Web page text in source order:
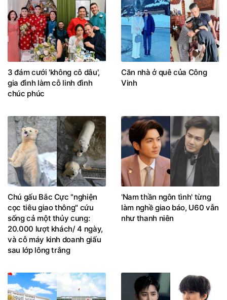
3 đám cưới 'không cô dâu',
gia đình làm cỗ linh đình
chúc phúc
Căn nhà ở quê của Công
Vinh
Chú gấu Bắc Cực "nghiện
cọc tiêu giao thông" cứu
sống cả một thủy cung:
20.000 lượt khách/ 4 ngày,
và cỗ máy kinh doanh giấu
sau lớp lông trắng
'Nam thần ngôn tình' từng
làm nghề giao báo, U60 vẫn
như thanh niên